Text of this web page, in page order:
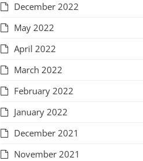
December 2022
May 2022
April 2022
March 2022
February 2022
January 2022
December 2021
November 2021